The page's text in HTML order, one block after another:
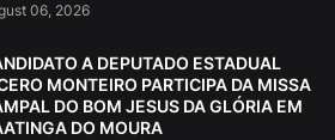
06, 2026
A DEPUTADO ESTADUAL
MONTEIRO PARTICIPA DA MISSA
DO BOM JESUS DA GLÓRIA EM
DO MOURA